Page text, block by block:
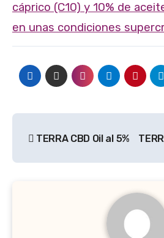
cáprico (C10) y 10% de
en unas condiciones
TERRA CBD Oil al 5%